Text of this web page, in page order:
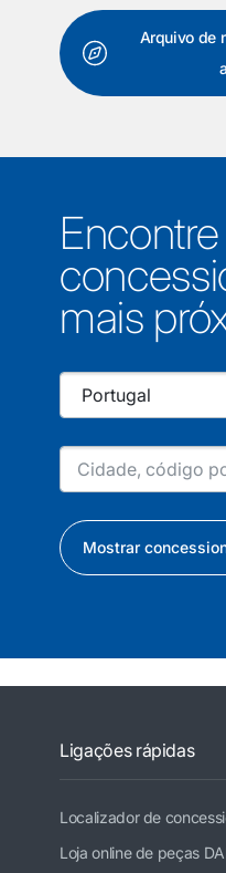
Arquivo de
mais
Mostrar
Ligações rápidas
Localizador de
Loja online de peças